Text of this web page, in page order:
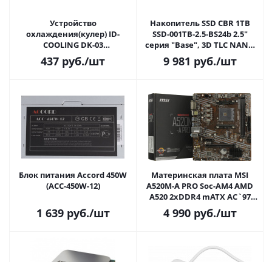
Устройство
охлаждения(кулер) ID-
COOLING DK-03
LGA1700/1200/115X/775/AM4/AM3/+/AM2/+/FM2/+/FM1
(TDP 100W, FAN 120mm) RET
437 руб./шт
Накопитель SSD CBR 1TB
SSD-001TB-2.5-BS24b 2.5"
серия "Base", 3D TLC NAND
(R550MB/s / W500MB/s, 512
TBW)
9 981 руб./шт
Блок питания Accord 450W
(ACC-450W-12)
1 639руб./шт
Материнская плата MSI
A520M-A PRO Soc-AM4 AMD
A520 2xDDR4 mATX AC`97
8ch(7.1) GbLAN
RAID+DVI+HDMI
4 990руб./шт